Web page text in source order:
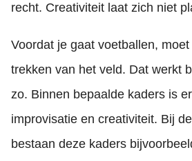
recht. Creativiteit laat zich niet
Voordat je gaat voetballen,
trekken van het veld. Dat werkt
zo. Binnen bepaalde kaders is
improvisatie en creativiteit. Bij
bestaan deze kaders